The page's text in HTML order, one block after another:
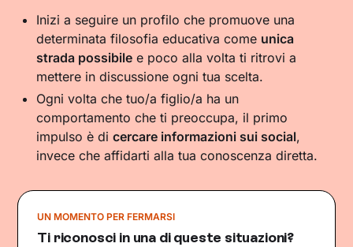
Inizi a seguire un profilo che promuove una
determinata filosofia educativa come unica
strada possibile e poco alla volta ti ritrovi a
mettere in discussione ogni tua scelta.
Ogni volta che tuo/a figlio/a ha un
comportamento che ti preoccupa, il primo
impulso è dicercare informazioni sui social,
invece che affidarti alla tua conoscenza diretta.
UN MOMENTO PER FERMARSI
Ti riconosci in una di queste situazioni?